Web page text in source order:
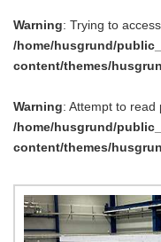
Warning: Trying to
/home/husgrund/
content/themes/
Warning: Attempt to read
/home/husgrund/
content/themes/